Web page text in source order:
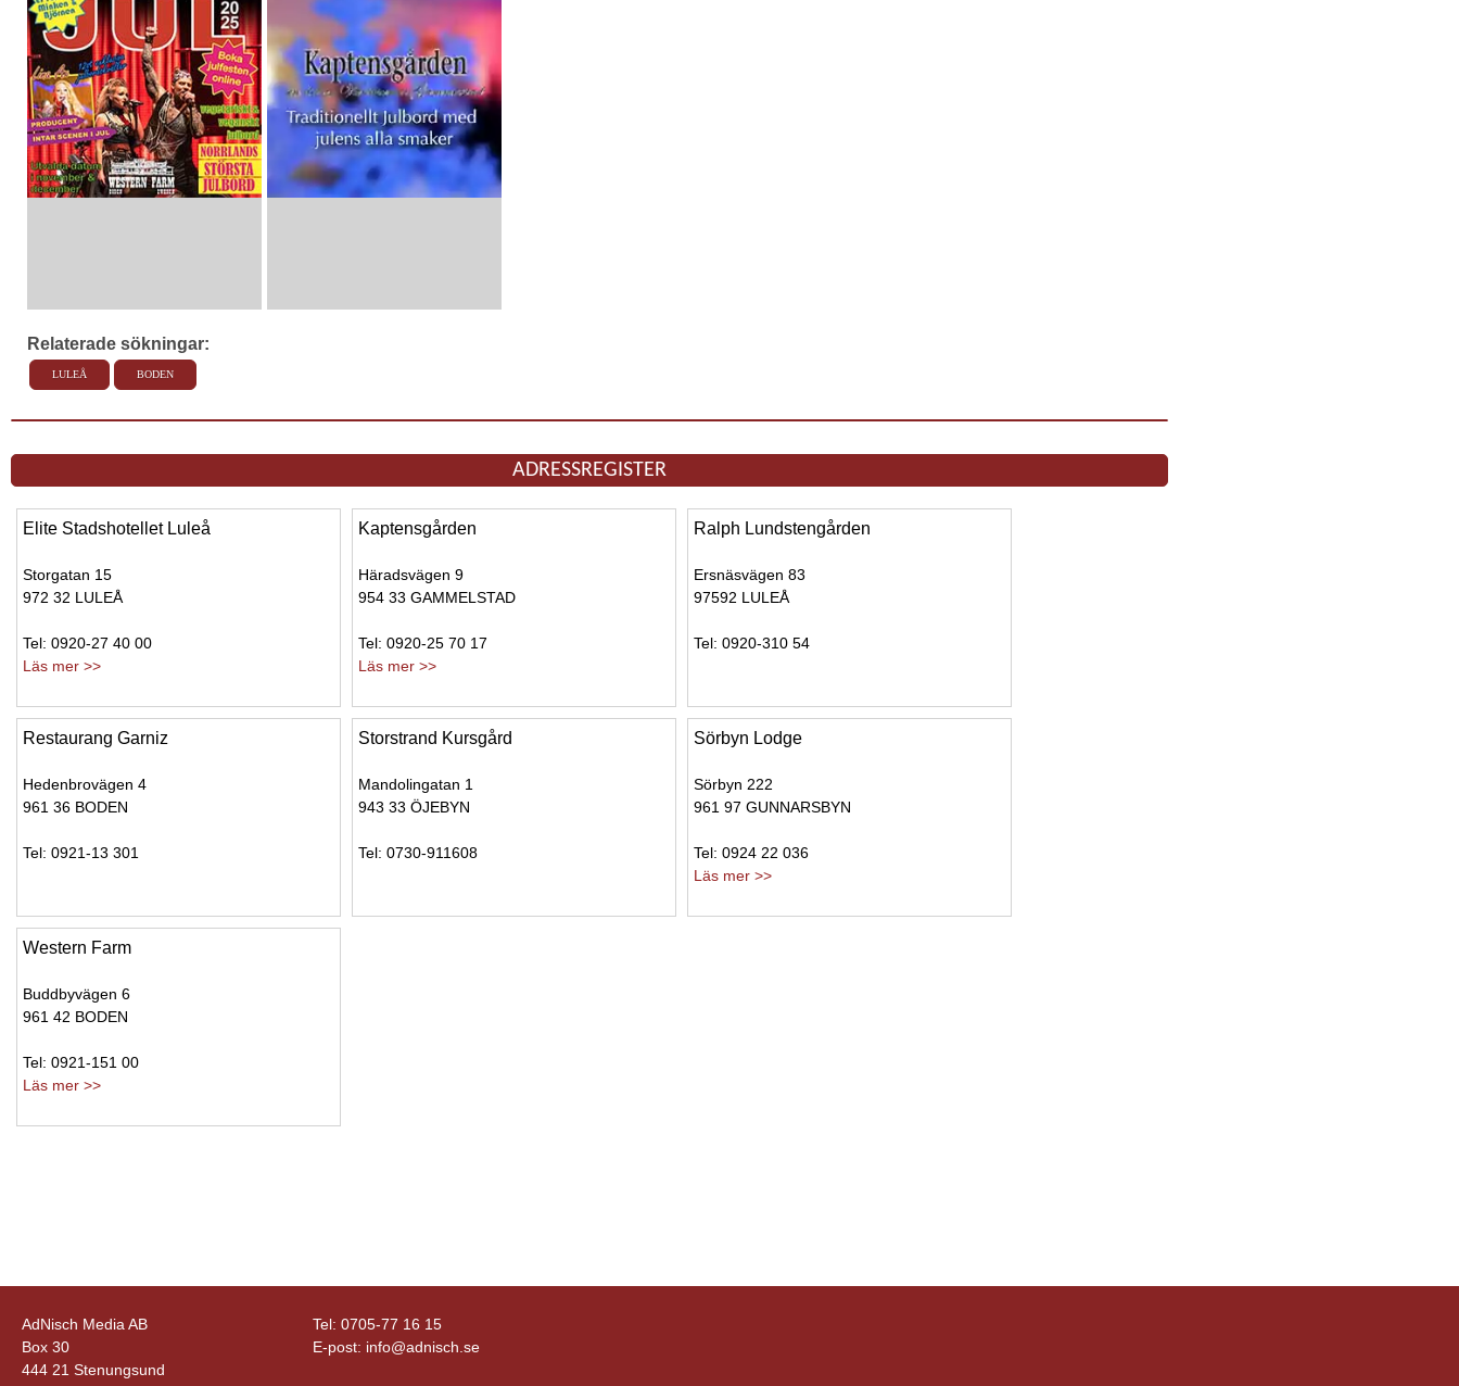
Relaterade sökningar:
LULEÅ BODEN
ADRESSREGISTER
Elite Stadshotellet Luleå
Storgatan 15
972 32 LULEÅ
Tel: 0920-27 40 00
Läs mer >>
Kaptensgården
Häradsvägen 9
954 33 GAMMELSTAD
Tel: 0920-25 70 17
Läs mer >>
Ralph Lundstengården
Ersnäsvägen 83
97592 LULEÅ
Tel: 0920-310 54
Restaurang Garniz
Hedenbrovägen 4
961 36 BODEN
Tel: 0921-13 301
Storstrand Kursgård
Mandolingatan 1
943 33 ÖJEBYN
Tel: 0730-911608
Sörbyn Lodge
Sörbyn 222
961 97 GUNNARSBYN
Tel: 0924 22 036
Läs mer >>
Western Farm
Buddbyvägen 6
961 42 BODEN
Tel: 0921-151 00
Läs mer >>
AdNisch Media AB
Box 30
444 21 Stenungsund
Tel: 0705-77 16 15
E-post: info@adnisch.se